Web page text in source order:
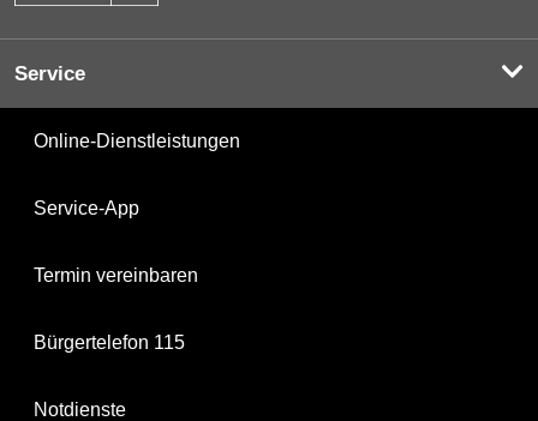
Service
Online-Dienstleistungen
Service-App
Termin vereinbaren
Bürgertelefon 115
Notdienste